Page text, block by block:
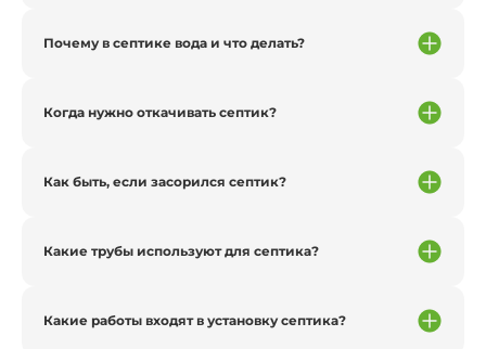
Почему в септике вода и что делать?
Когда нужно откачивать септик?
Как быть, если засорился септик?
Какие трубы используют для септика?
Какие работы входят в установку септика?